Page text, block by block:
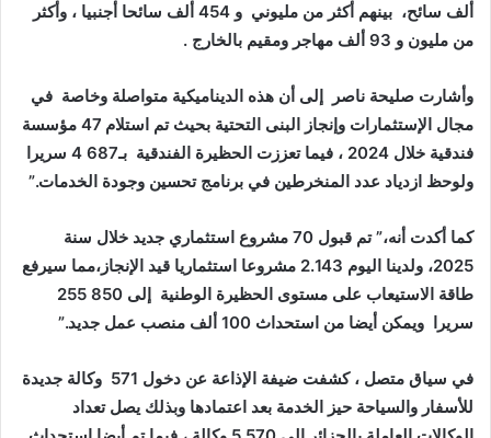
ألف سائح، بينهم أكثر من مليوني و 454 ألف سائحا أجنبيا ، وأكثر
من مليون و 93 ألف مهاجر ومقيم بالخارج .
وأشارت صليحة ناصر إلى أن هذه الديناميكية متواصلة وخاصة في
مجال الإستثمارات وإنجاز البنى التحتية بحيث تم استلام 47 مؤسسة
فندقية خلال 2024 ، فيما تعززت الحظيرة الفندقية بـ687 4 سريرا
ولوحظ ازدياد عدد المنخرطين في برنامج تحسين وجودة الخدمات.”
كما أكدت أنه،” تم قبول 70 مشروع استثماري جديد خلال سنة
2025، ولدينا اليوم 2.143 مشروعا استثماريا قيد الإنجاز،مما سيرفع
طاقة الاستيعاب على مستوى الحظيرة الوطنية إلى 850 255
سريرا ويمكن أيضا من استحداث 100 ألف منصب عمل جديد.”
في سياق متصل ، كشفت ضيفة الإذاعة عن دخول 571 وكالة جديدة
للأسفار والسياحة حيز الخدمة بعد اعتمادها وبذلك يصل تعداد